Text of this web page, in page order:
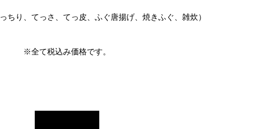
ちり、てっさ、てっ皮、ふぐ唐揚げ、焼きふぐ、雑炊）
※全て税込み価格です。